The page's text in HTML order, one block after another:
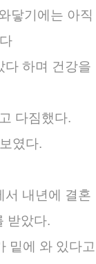
닿기에는 아직
다 하며 건강을
다짐했다.
였다.
서 내년에 결혼
받았다.
밑에 와 있다고